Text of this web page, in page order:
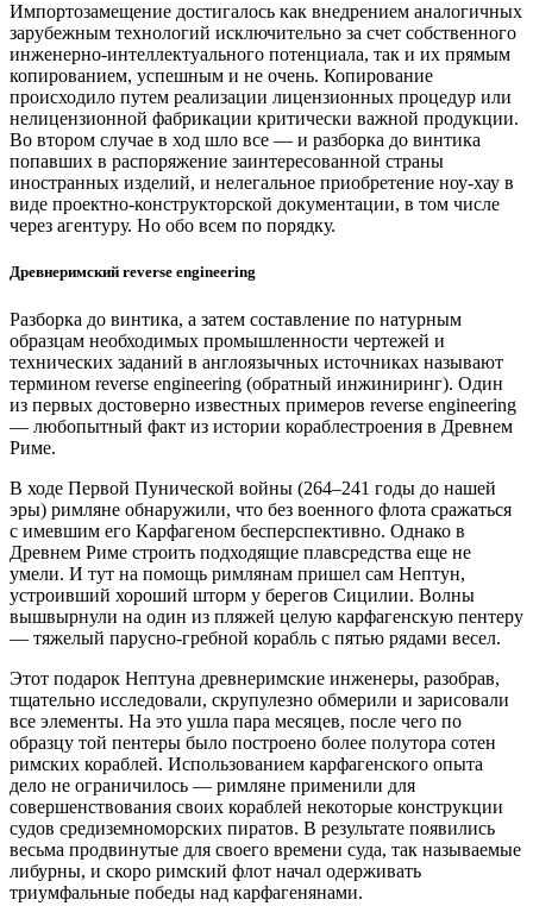
Импортозамещение достигалось как внедрением аналогичных
зарубежным технологий исключительно за счет собственного
инженерно-интеллектуального потенциала, так и их прямым
копированием, успешным и не очень. Копирование
происходило путем реализации лицензионных процедур или
нелицензионной фабрикации критически важной продукции.
Во втором случае в ход шло все — ​и разборка до винтика
попавших в распоряжение заинтересованной страны
иностранных изделий, и нелегальное приобретение ноу-хау в
виде проектно-конструкторской документации, в том числе
через агентуру. Но обо всем по порядку.
Древнеримский reverse engineering
Разборка до винтика, а затем составление по натурным
образцам необходимых промышленности чертежей и
технических заданий в англоязычных источниках называют
термином reverse engineering (обратный инжиниринг). Один
из первых достоверно известных примеров reverse engineering
— ​любопытный факт из истории кораблестроения в Древнем
Риме.
В ходе Первой Пунической войны (264–241 годы до нашей
эры) римляне обнаружили, что без военного флота сражаться
с имевшим его Карфагеном бесперспективно. Однако в
Древнем Риме строить подходящие плавсредства еще не
умели. И тут на помощь римлянам пришел сам Нептун,
устроивший хороший шторм у берегов Сицилии. Волны
вышвырнули на один из пляжей целую карфагенскую пентеру
— ​тяжелый парусно-гребной корабль с пятью рядами весел.
Этот подарок Нептуна древнеримские инженеры, разобрав,
тщательно исследовали, скрупулезно обмерили и зарисовали
все элементы. На это ушла пара месяцев, после чего по
образцу той пентеры было построено более полутора сотен
римских кораблей. Использованием карфагенского опыта
дело не ограничилось — ​римляне применили для
совершенствования своих кораблей некоторые конструкции
судов средиземноморских пиратов. В результате появились
весьма продвинутые для своего времени суда, так называемые
либурны, и скоро римский флот начал одерживать
триумфальные победы над карфагенянами.